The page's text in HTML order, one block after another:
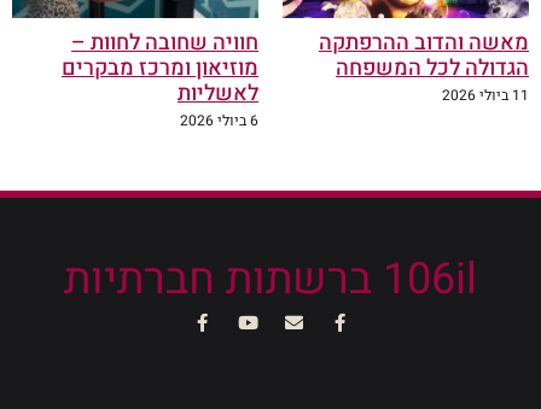
מאשה והדוב ההרפתקה
הגדולה לכל המשפחה
11 ביולי 2026
חוויה שחובה לחוות –
מוזיאון ומרכז מבקרים
לאשליות
6 ביולי 2026
106il ברשתות חברתיות